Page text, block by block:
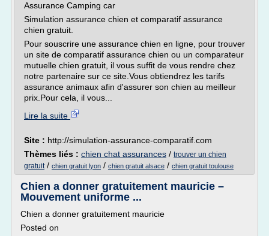
Assurance Camping car
Simulation assurance chien et comparatif assurance
chien gratuit.
Pour souscrire une assurance chien en ligne, pour trouver
un site de comparatif assurance chien ou un comparateur
mutuelle chien gratuit, il vous suffit de vous rendre chez
notre partenaire sur ce site.Vous obtiendrez les tarifs
assurance animaux afin d'assurer son chien au meilleur
prix.Pour cela, il vous...
Lire la suite
Site : http://simulation-assurance-comparatif.com
Thèmes liés : chien chat assurances / trouver un chien
gratuit/ chien gratuit lyon / chien gratuit alsace / chien gratuit toulouse
Chien a donner gratuitement mauricie –
Mouvement uniforme ...
Chien a donner gratuitement mauricie
Posted on